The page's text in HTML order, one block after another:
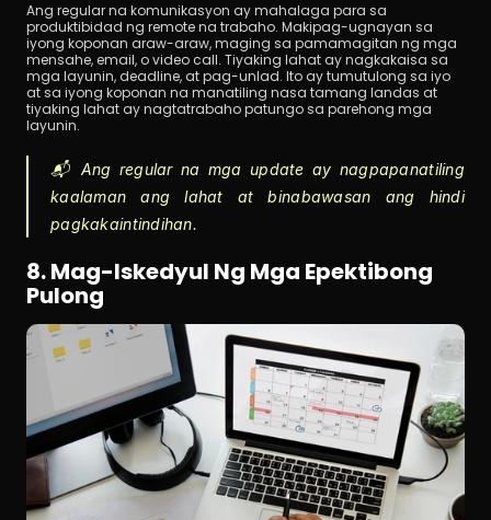
Ang regular na komunikasyon ay mahalaga para sa
produktibidad ng remote na trabaho. Makipag-ugnayan sa
iyong koponan araw-araw, maging sa pamamagitan ng mga
mensahe, email, o video call. Tiyaking lahat ay nagkakaisa sa
mga layunin, deadline, at pag-unlad. Ito ay tumutulong sa iyo
at sa iyong koponan na manatiling nasa tamang landas at
tiyaking lahat ay nagtatrabaho patungo sa parehong mga
layunin.
📬 Ang regular na mga update ay nagpapanatiling
kaalaman ang lahat at binabawasan ang hindi
pagkakaintindihan.
8. Mag-Iskedyul Ng Mga Epektibong
Pulong